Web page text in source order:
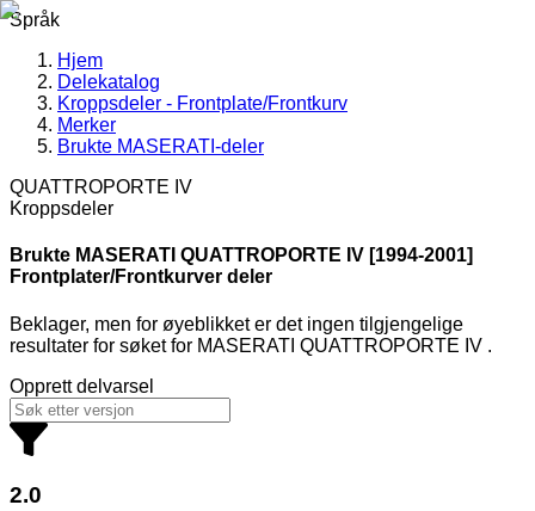
Språk
Hjem
Delekatalog
Kroppsdeler - Frontplate/Frontkurv
Merker
Brukte MASERATI-deler
QUATTROPORTE IV
Kroppsdeler
Brukte MASERATI QUATTROPORTE IV [1994-2001]
Frontplater/Frontkurver deler
Beklager, men for øyeblikket er det ingen tilgjengelige
resultater for søketfor MASERATI QUATTROPORTE IV .
Opprett delvarsel
2.0